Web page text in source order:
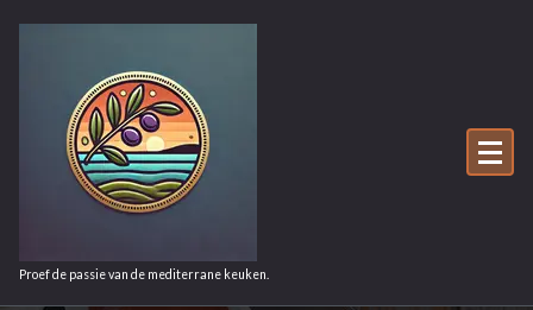
Proef de passie van de mediterrane keuken.